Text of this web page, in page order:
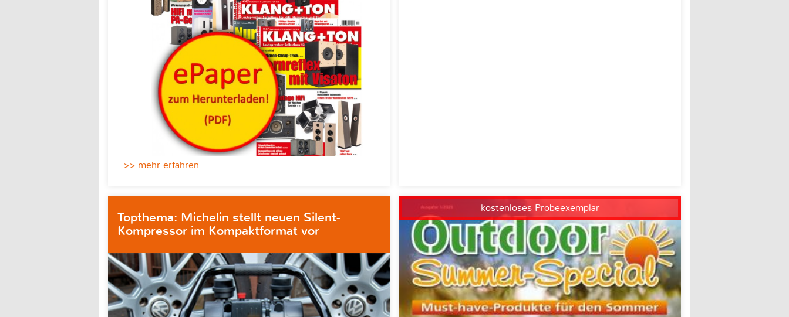
>> mehr erfahren
Topthema: Michelin stellt neuen Silent-
Kompressor im Kompaktformat vor
kostenloses Probeexemplar